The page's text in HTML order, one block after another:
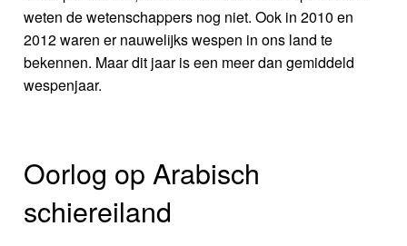
weten de wetenschappers nog niet. Ook in 2010 en
2012 waren er nauwelijks wespen in ons land te
bekennen. Maar dit jaar is een meer dan gemiddeld
wespenjaar.
Oorlog op Arabisch
schiereiland